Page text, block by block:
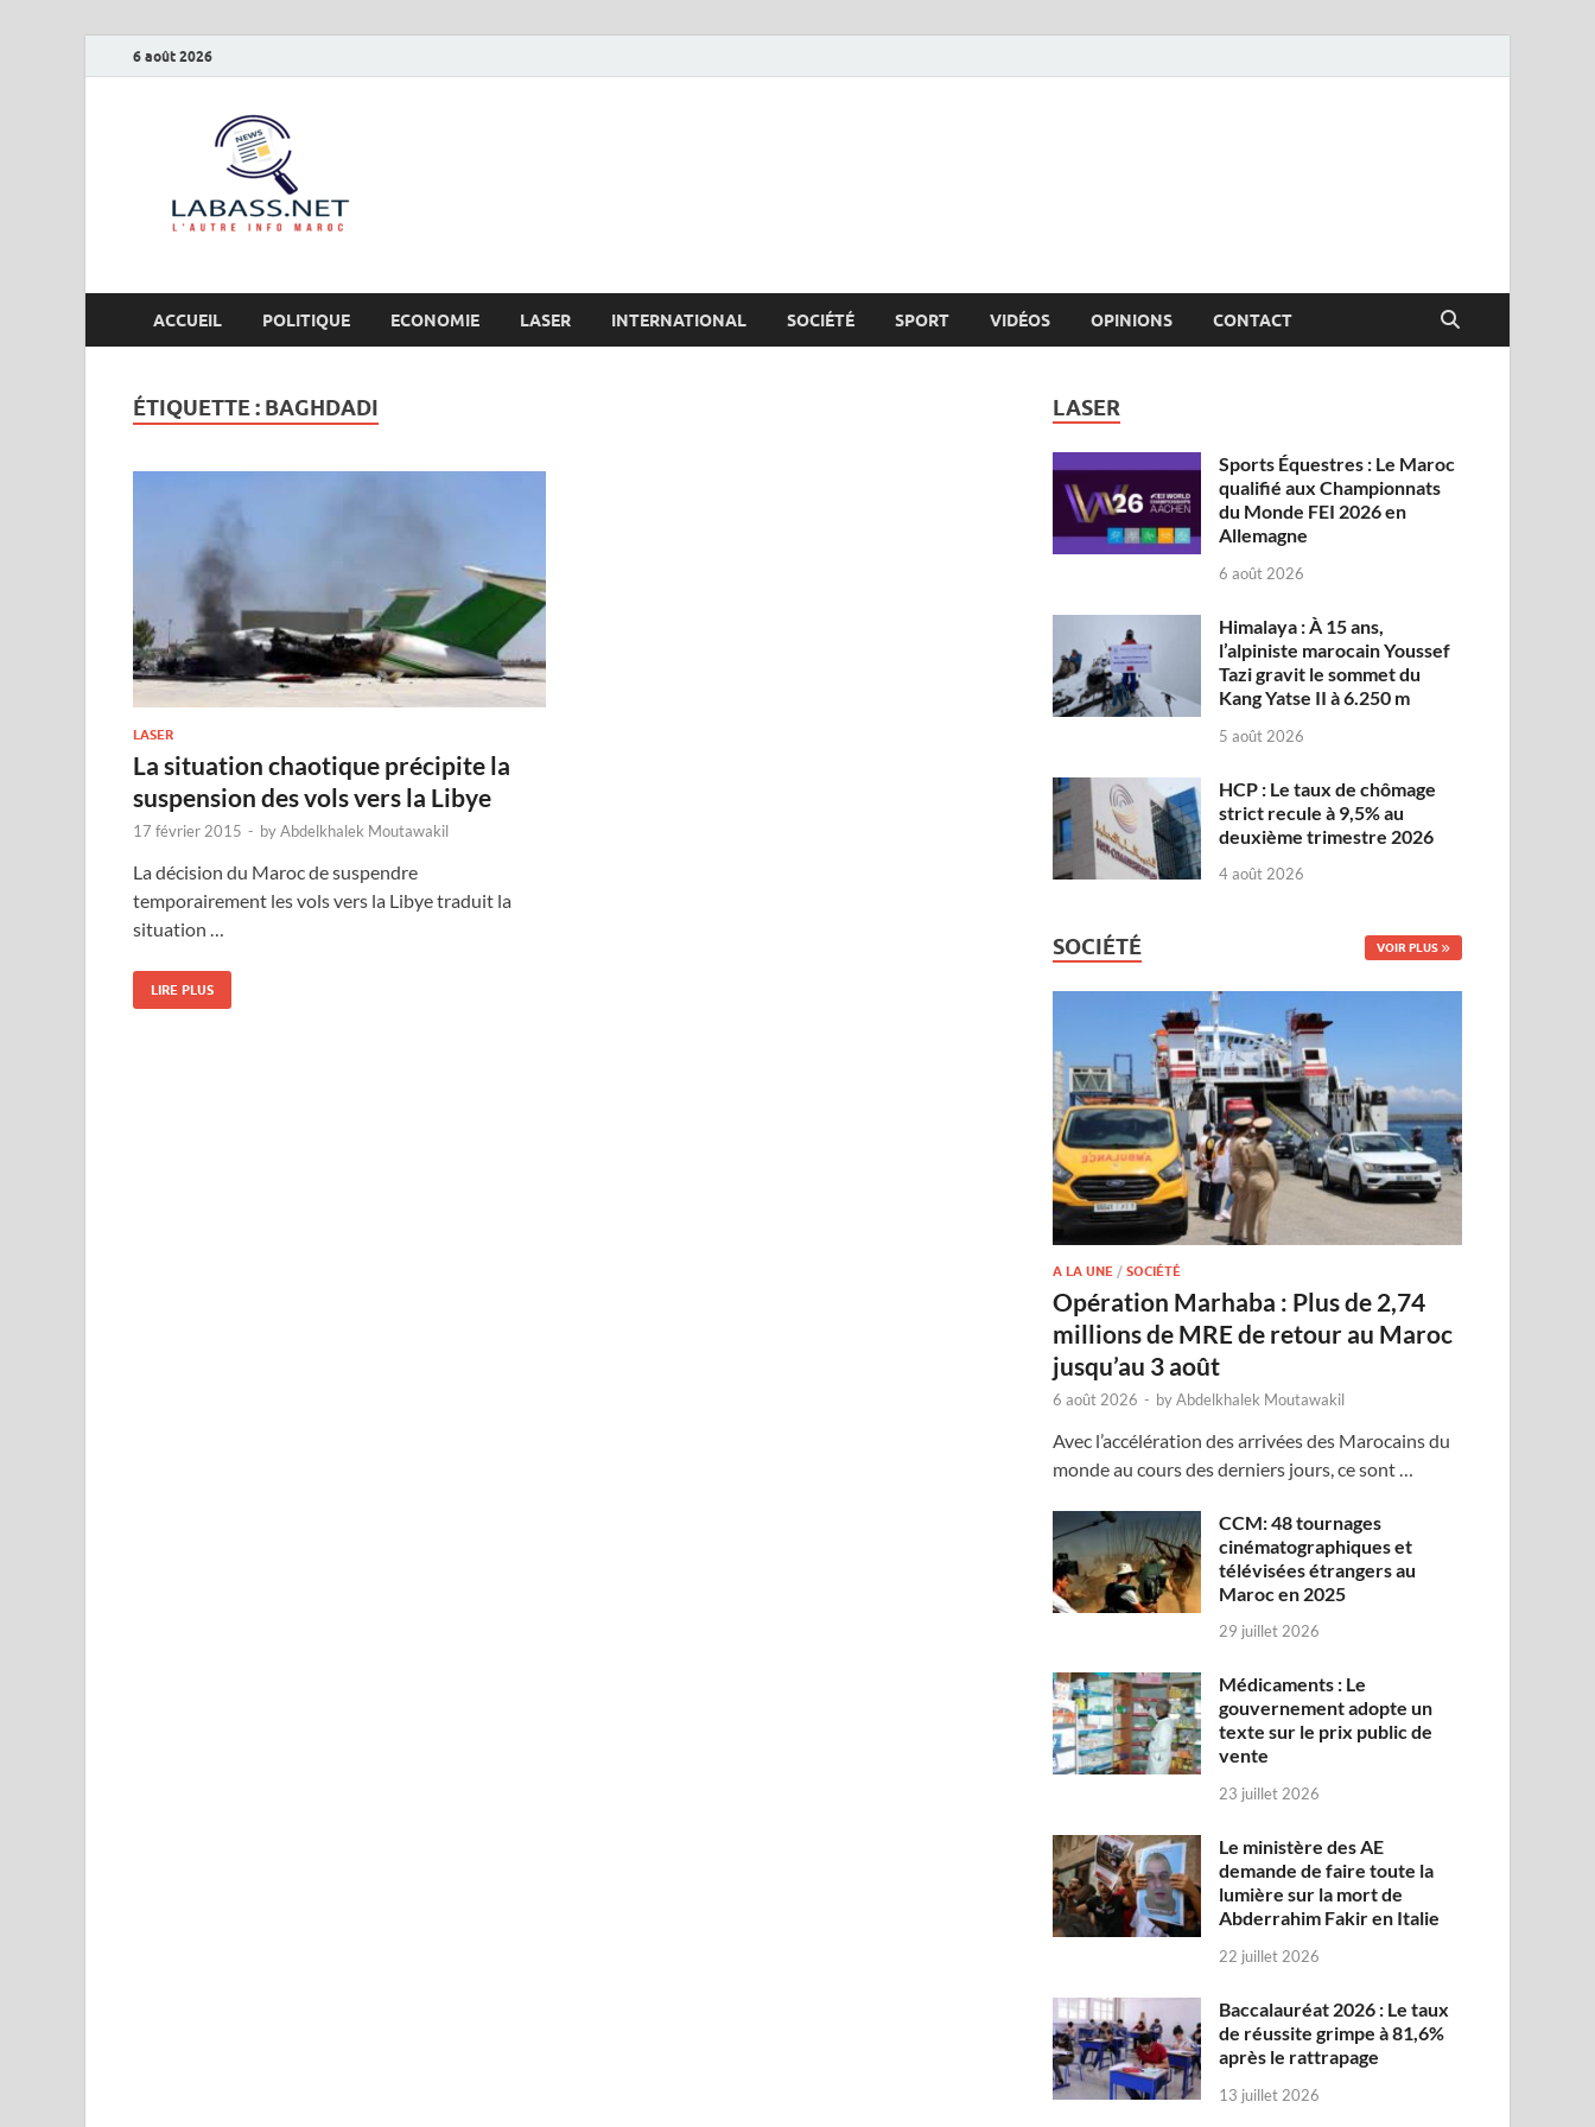
6 août 2026
ACCUEIL POLITIQUE ECONOMIE LASER INTERNATIONAL SOCIÉTÉ SPORT VIDÉOS OPINIONS CONTACT
ÉTIQUETTE : BAGHDADI
LASER
La situation chaotique précipite la
suspension des vols vers la Libye
17 février 2015 - byAbdelkhalek Moutawakil
La décision du Maroc de suspendre
temporairement les vols vers la Libye traduit la
situation …
LIRE PLUS
LASER
Sports Équestres : Le Maroc
qualifié aux Championnats
du Monde FEI 2026 en
Allemagne
6 août 2026
Himalaya : À 15 ans,
l’alpiniste marocain Youssef
Tazi gravit le sommet du
Kang Yatse II à 6.250 m
5 août 2026
HCP : Le taux de chômage
strict recule à 9,5% au
deuxième trimestre 2026
4 août 2026
SOCIÉTÉ VOIR PLUS
A LA UNE /SOCIÉTÉ
Opération Marhaba : Plus de 2,74
millions de MRE de retour au Maroc
jusqu’au 3 août
6 août 2026 - byAbdelkhalek Moutawakil
Avec l’accélération des arrivées des Marocains du
monde au cours des derniers jours, ce sont …
CCM: 48 tournages
cinématographiques et
télévisées étrangers au
Maroc en 2025
29 juillet 2026
Médicaments : Le
gouvernement adopte un
texte sur le prix public de
vente
23 juillet 2026
Le ministère des AE
demande de faire toute la
lumière sur la mort de
Abderrahim Fakir en Italie
22 juillet 2026
Baccalauréat 2026 : Le taux
de réussite grimpe à 81,6%
après le rattrapage
13 juillet 2026